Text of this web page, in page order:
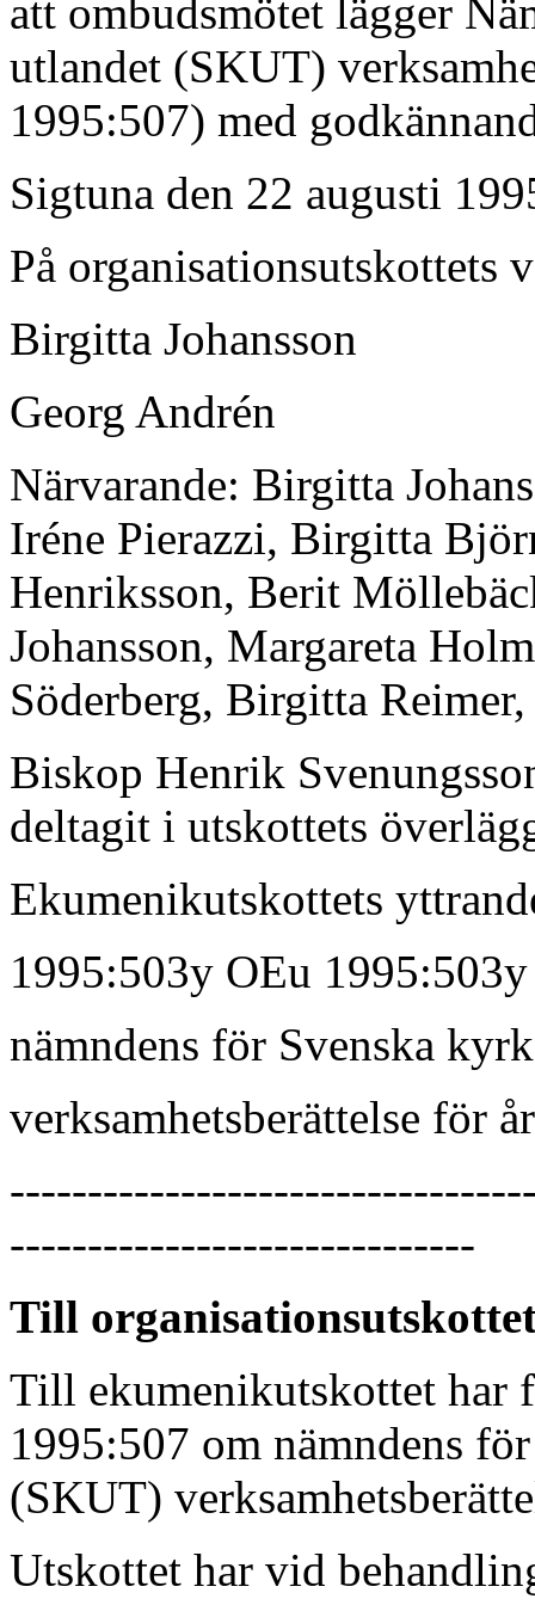
att ombudsmötet lägger
utlandet (SKUT)
1995:507) med
Sigtuna den 22 augusti
På organisationsutskottets
Birgitta Johansson
Georg Andrén
Närvarande: Birgitta
Iréne Pierazzi, Birgitta
Henriksson, Berit
Johansson, Margareta
Söderberg, Birgitta
Biskop Henrik
deltagit i utskottets
Ekumenikutskottets
1995:503y OEu 1995:503y
nämndens för Svenska
verksamhetsberättelse för
------------------------------
Till
Till ekumenikutskottet har
1995:507 om nämndens
(SKUT)
Utskottet har vid